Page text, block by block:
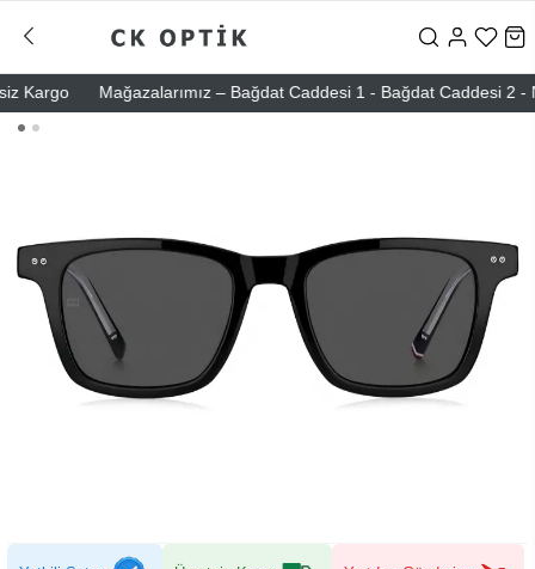
Mağazalarımız – Bağdat Caddesi 1 - Bağdat Caddesi 2 -